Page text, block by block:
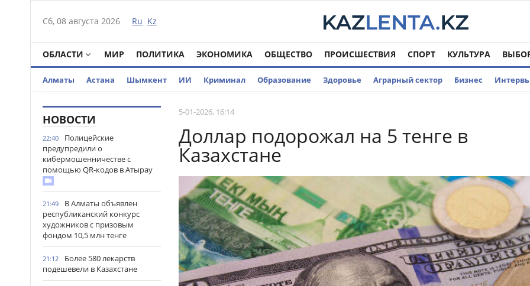
Сб, 08 августа 2026 Ru Kz
ОБЛАСТИ МИР ПОЛИТИКА ЭКОНОМИКА ОБЩЕСТВО ПРОИСШЕСТВИЯ СПОРТ КУЛЬТУРА
Алматы Астана Шымкент ИИ Криминал Образование Здоровье Аграрный сектор Бизнес
НОВОСТИ
22:40
Полицейские
предупредили о
кибермошенничестве с
помощью QR-кодов в Атырау
21:49
В Алматы объявлен
республиканский конкурс
художников с призовым
фондом 10,5 млн тенге
21:12
Более 580 лекарств
подешевели в Казахстане
5-01-2026, 16:14
Доллар подорожал на 5 тенге в
Казахстане